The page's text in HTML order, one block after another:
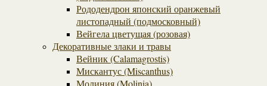
Рододендрон японский оранжевый
листопадный (подмосковный)
Вейгела цветущая (розовая)
Декоративные злаки и травы
Вейник (Calamagrostis)
Мискантус (Miscanthus)
Молиния (Molinia)